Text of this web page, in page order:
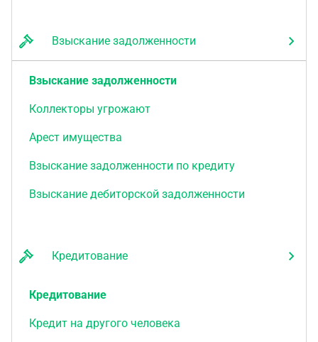
Взыскание задолженности
Взыскание задолженности
Коллекторы угрожают
Арест имущества
Взыскание задолженности по кредиту
Взыскание дебиторской задолженности
Кредитование
Кредитование
Кредит на другого человека